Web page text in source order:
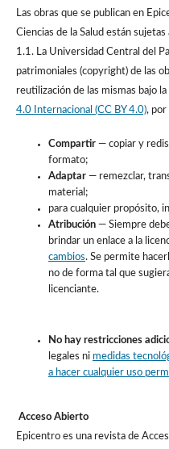
Las obras que se publican en
Ciencias de la Salud están
1.1. La Universidad Central del
patrimoniales (copyright) de las
reutilización de las mismas bajo la
4.0 Internacional (CC BY 4.0), por
Compartir— copiar y
formato;
Adaptar— remezclar,
material;
para cualquier propósito,
Atribución— Siempre
brindar un enlace a la
cambios. Se permite
no de forma tal que
licenciante.
No hay restricciones
legales ni medidas
a hacer cualquier uso
Acceso Abierto
Epicentro es una revista de